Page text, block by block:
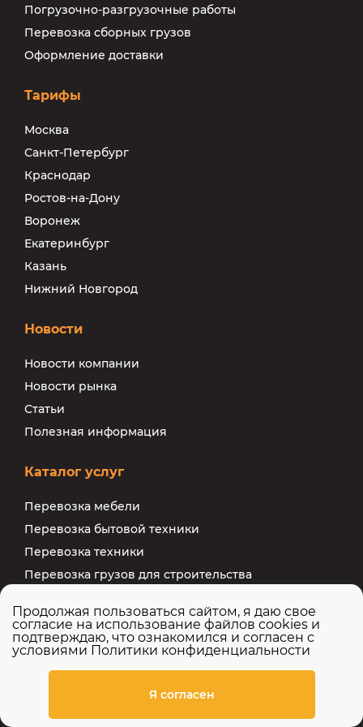
Продолжая пользоваться сайтом, я даю свое
согласие на использование файлов cookies и
подтверждаю, что ознакомился и согласен с
условиями Политики конфиденциальности
Я согласен
Погрузочно-разгрузочные работы
Перевозка сборных грузов
Оформление доставки
Тарифы
Москва
Санкт-Петербург
Краснодар
Ростов-на-Дону
Воронеж
Екатеринбург
Казань
Нижний Новгород
Новости
Новости компании
Новости рынка
Статьи
Полезная информация
Каталог услуг
Перевозка мебели
Перевозка бытовой техники
Перевозка техники
Перевозка грузов для строительства
Перевозка спортоборудования
Перевозка торгового оборудования